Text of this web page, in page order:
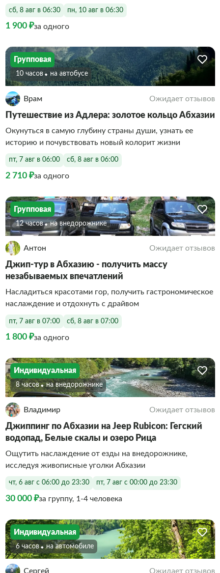
сб, 8 авг в 06:30 пн, 10 авг в 06:30
1 900 ₽за одного
Групповая
10 часов На автобусе
Врам Ожидает отзывов
Путешествие из Адлера: золотое кольцо Абхазии
Окунуться в самую глубину страны души, узнать ее
историю и почувствовать новый колорит жизни
пт, 7 авг в 06:00 сб, 8 авг в 06:00
2 710 ₽за одного
Групповая
12 часов На внедорожнике
Антон Ожидает отзывов
Джип-тур в Абхазию - получить массу
незабываемых впечатлений
Насладиться красотами гор, получить гастрономическое
наслаждение и отдохнуть с драйвом
пт, 7 авг в 07:00 сб, 8 авг в 07:00
1 800 ₽за одного
Индивидуальная
8 часов На внедорожнике
Владимир Ожидает отзывов
Джиппинг по Абхазии на Jeep Rubicon: Гегский
водопад, Белые скалы и озеро Рица
Ощутить наслаждение от езды на внедорожнике,
исследуя живописные уголки Абхазии
чт, 6 авг с 06:00 до 23:30 пт, 7 авг с 00:00 до 23:30
30 000 ₽за группу, 1-4 человека
Индивидуальная
6 часов На автомобиле
Сергей Ожидает отзывов